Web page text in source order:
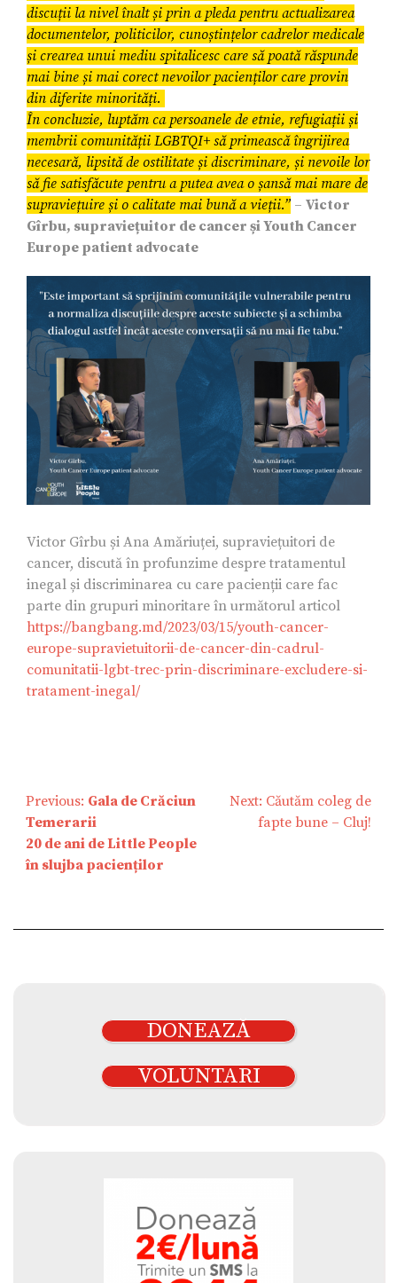
discuții la nivel înalt și prin a pleda pentru actualizarea
documentelor, politicilor, cunoștințelor cadrelor medicale
și crearea unui mediu spitalicesc care să poată răspunde
mai bine și mai corect nevoilor pacienților care provin
din diferite minorități.
În concluzie, luptăm ca persoanele de etnie, refugiații și
membrii comunității LGBTQI+ să primească îngrijirea
necesară, lipsită de ostilitate și discriminare, și nevoile lor
să fie satisfăcute pentru a putea avea o șansă mai mare de
supraviețuire și o calitate mai bună a vieții.” – Victor
Gîrbu, supraviețuitor de cancer și Youth Cancer
Europe patient advocate
Victor Gîrbu și Ana Amăriuței, supraviețuitori de
cancer, discută în profunzime despre tratamentul
inegal și discriminarea cu care pacienții care fac
parte din grupuri minoritare în următorul articol
https://bangbang.md/2023/03/15/youth-cancer-
europe-supravietuitorii-de-cancer-din-cadrul-
comunitatii-lgbt-trec-prin-discriminare-excludere-si-
tratament-inegal/
Navigare
în
articole
Previous: Gala de Crăciun
Temerarii
20 de ani de Little People
în slujba pacienților
Next: Căutăm coleg de
fapte bune – Cluj!
DONEAZĂ
VOLUNTARI